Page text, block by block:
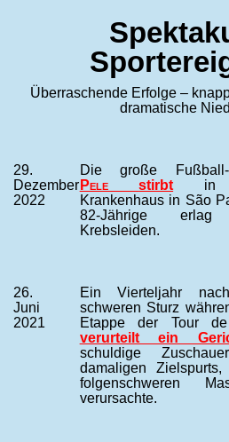
Überraschende Erfolge –
dramatische
29.
Dezember
2022
Die große Fußball-
Pelestirbt
in
Krankenhaus in São
82-Jährige erlag
Krebsleiden.
26.
Juni
2021
Ein Vierteljahr
schweren Sturz
Etappe der Tour
verurteilt ein
schuldige
damaligen
folgenschweren
verursachte.